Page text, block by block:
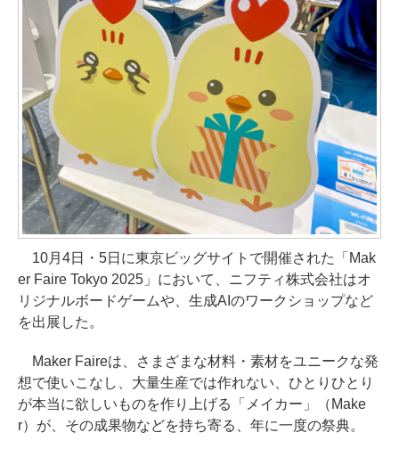
10月4日・5日に東京ビッグサイトで開催された「Mak
er Faire Tokyo 2025」において、ニフティ株式会社はオ
リジナルボードゲームや、生成AIのワークショップなど
を出展した。
Maker Faireは、さまざまな材料・素材をユニークな発
想で使いこなし、大量生産では作れない、ひとりひとり
が本当に欲しいものを作り上げる「メイカー」（Make
r）が、その成果物などを持ち寄る、年に一度の祭典。